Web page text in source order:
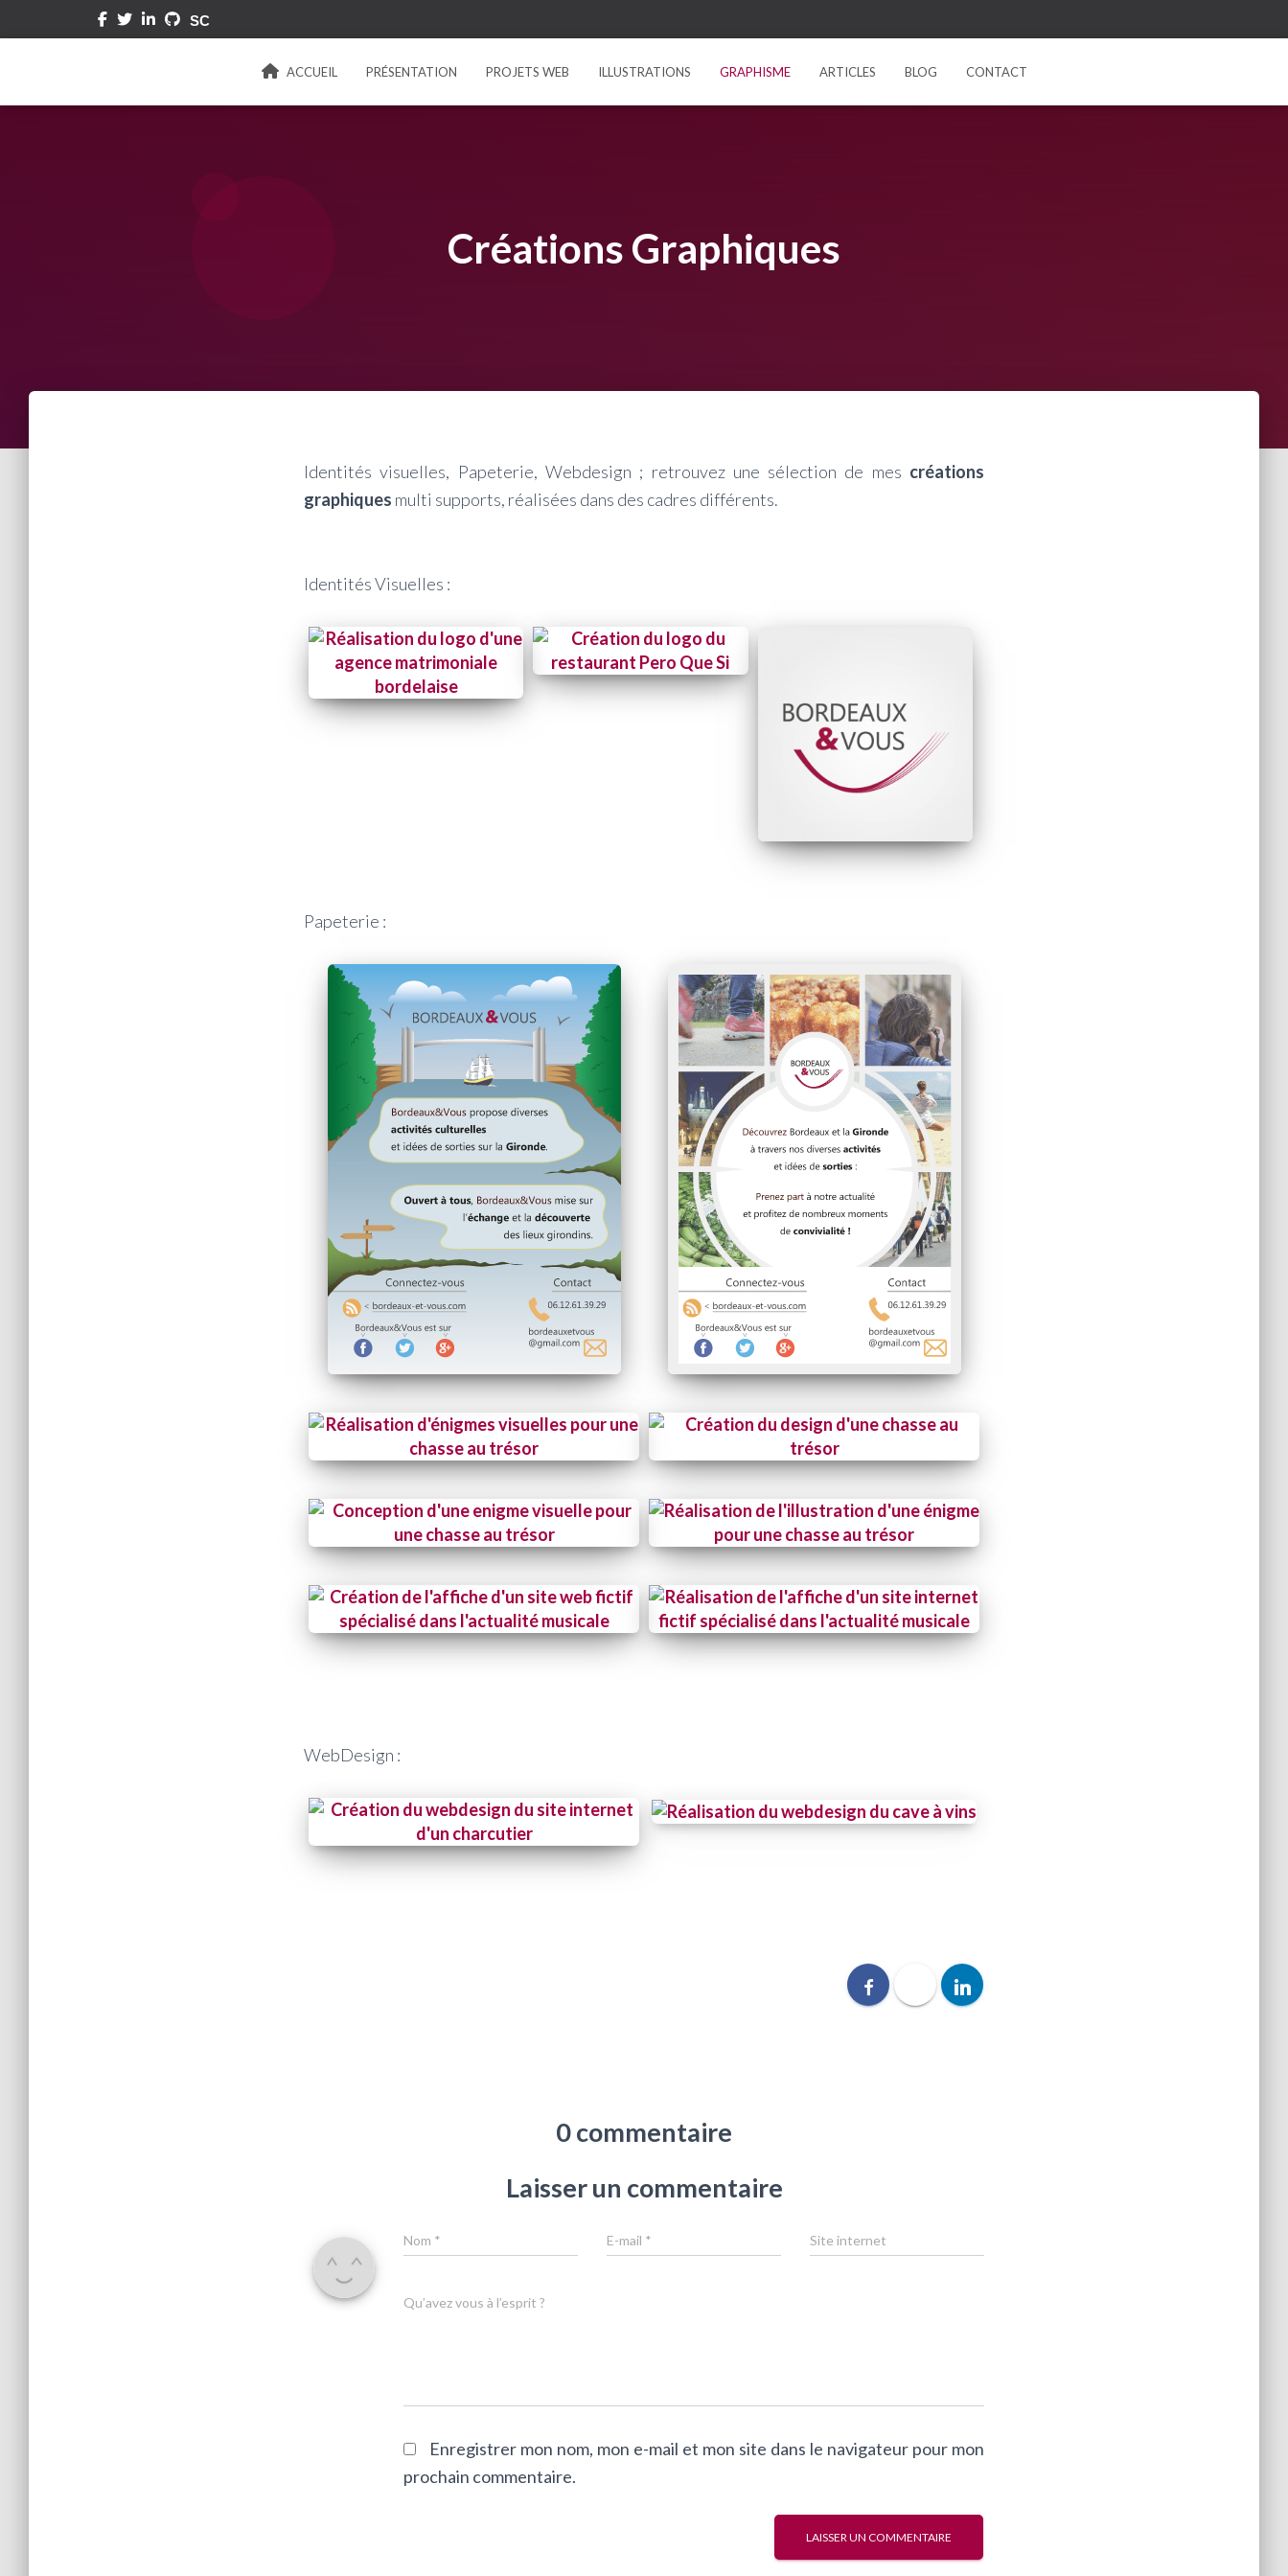
ACCUEIL PRÉSENTATION PROJETS WEB ILLUSTRATIONS GRAPHISME ARTICLES BLOG CONTACT
Créations Graphiques
Identités visuelles, Papeterie, Webdesign ; retrouvez une sélection de mes créations
graphiques multi supports, réalisées dans des cadres différents.
Identités Visuelles :
Papeterie :
WebDesign :
0 commentaire
Laisser un commentaire
Nom * E-mail * Site internet
Qu’avez vous à l’esprit ?
Enregistrer mon nom, mon e-mail et mon site dans le navigateur pour mon
prochain commentaire.